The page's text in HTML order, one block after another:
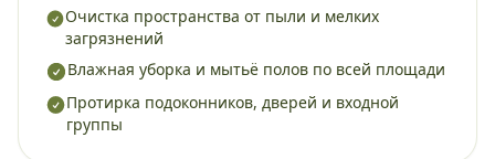
Очистка пространства от пыли и мелких
загрязнений
Влажная уборка и мытьё полов по всей площади
Протирка подоконников, дверей и входной
группы